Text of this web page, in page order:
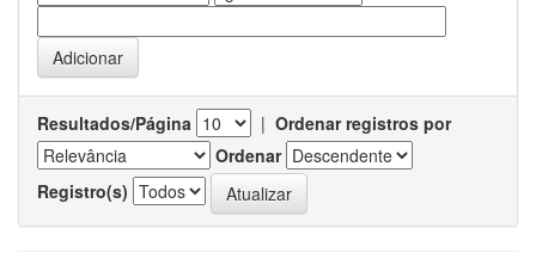
Resultados/Página | Ordenar registros por
Ordenar
Registro(s)